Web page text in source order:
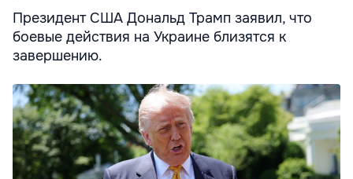
Президент США Дональд Трамп заявил, что
боевые действия на Украине близятся к
завершению.